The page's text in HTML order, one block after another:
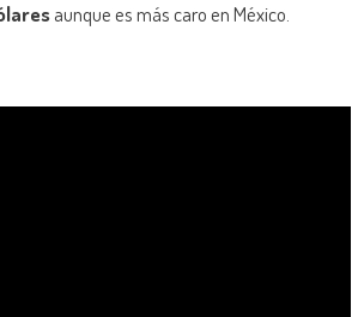
aunque es más caro en México.